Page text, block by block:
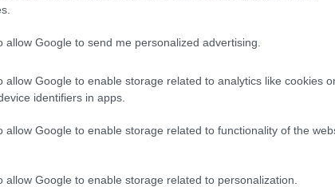
allow Google to send me personalized advertising.
allow Google to enable storage related to analytics like cookies
identifiers in apps.
allow Google to enable storage related to functionality of the
allow Google to enable storage related to personalization.